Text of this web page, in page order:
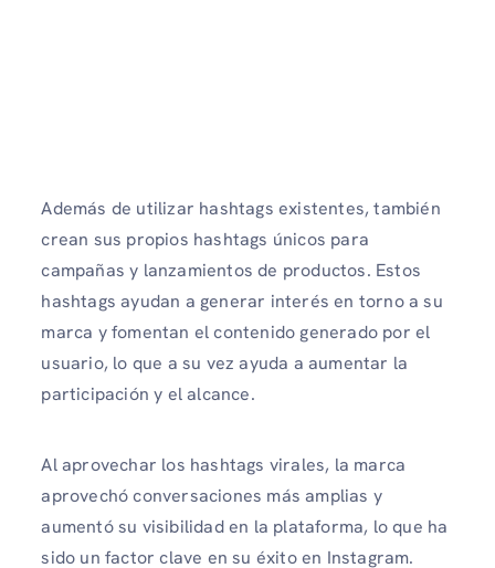
Además de utilizar hashtags existentes, también
crean sus propios hashtags únicos para
campañas y lanzamientos de productos. Estos
hashtags ayudan a generar interés en torno a su
marca y fomentan el contenido generado por el
usuario, lo que a su vez ayuda a aumentar la
participación y el alcance.
Al aprovechar los hashtags virales, la marca
aprovechó conversaciones más amplias y
aumentó su visibilidad en la plataforma, lo que ha
sido un factor clave en su éxito en Instagram.